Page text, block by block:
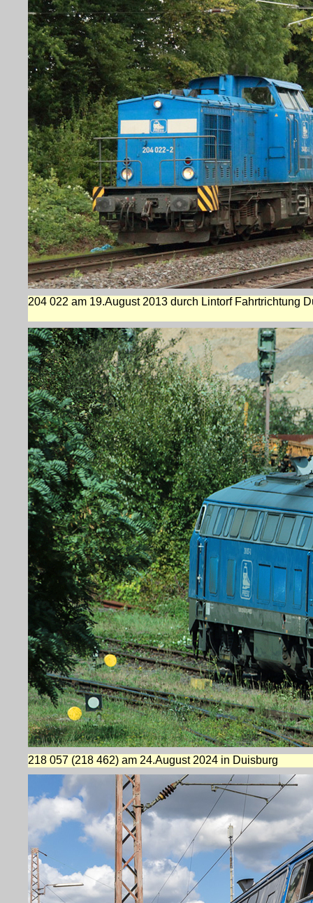
204 022 am 19.August 2013 durch Lintorf Fahrtrichtung
218 057 (218 462) am 24.August 2024 in Duisburg